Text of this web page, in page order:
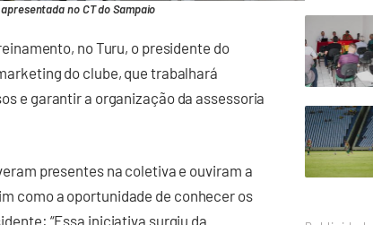
no CT do Sampaio
no Turu, o presidente do
do clube, que trabalhará
e garantir a organização da assessoria
presentes na coletiva e ouviram a
como a oportunidade de conhecer os
“Essa iniciativa surgiu da